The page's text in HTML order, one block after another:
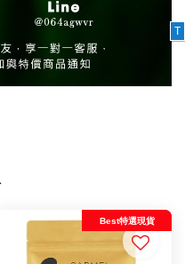
T
Best特選現貨